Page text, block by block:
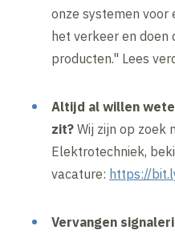
onze systemen voor
het verkeer en
producten." Lees
Altijd al willen
zit?Wij zijn op zoek
Elektrotechniek,
vacature: https://
Vervangen